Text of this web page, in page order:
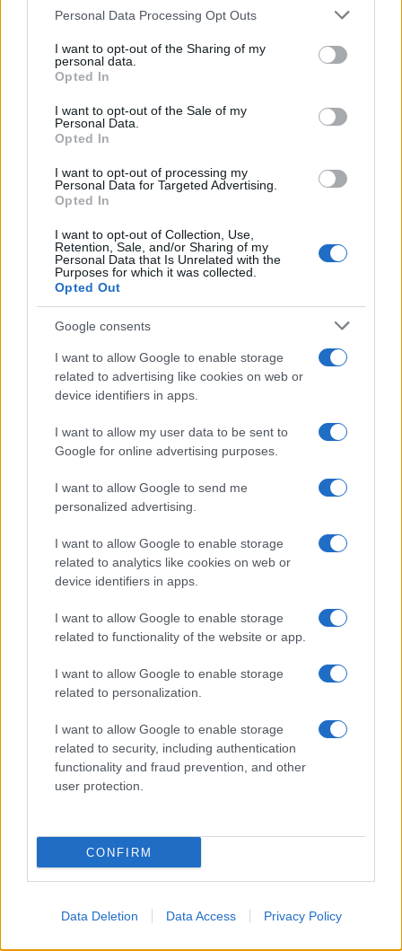
Please note that this website/app uses one or more Google
not limited to your visit or usage behaviour. You may click to
grant or deny consent to Google and its third-party tags to
use your data for below specified purposes in below Google
consent section.
Personal Data Processing Opt Outs
I want to opt-out of the Sharing of my
personal data.
Opted In
I want to opt-out of the Sale of my
Personal Data.
Opted In
I want to opt-out of processing my
Personal Data for Targeted Advertising.
Opted In
I want to opt-out of Collection, Use,
Retention, Sale, and/or Sharing of my
Personal Data that Is Unrelated with the
Purposes for which it was collected.
Opted Out
Google consents
I want to allow Google to enable storage
related to advertising like cookies on web or
device identifiers in apps.
I want to allow my user data to be sent to
Google for online advertising purposes.
I want to allow Google to send me
personalized advertising.
I want to allow Google to enable storage
related to analytics like cookies on web or
device identifiers in apps.
I want to allow Google to enable storage
related to functionality of the website or app.
I want to allow Google to enable storage
related to personalization.
I want to allow Google to enable storage
related to security, including authentication
functionality and fraud prevention, and other
user protection.
CONFIRM
Data Deletion Data Access Privacy Policy
Mario Malu
Paolo Pinna
I nostri cari
I nostri cari
I nostri cari
Giovannimaria Cabras
Invia un Comunicato Stampa| Pubblicità Segnala
Vuoi rimanere sempre aggiornato?
Iscriviti alla newsletter di Gallura Oggi e ricevi le nostre
email periodiche contenenti le ultime notizie pubblicate
Indirizzo email*
Privacy